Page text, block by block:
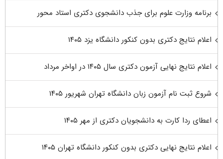
برنامه وزارت علوم برای جذب دانشجوی دکتری استاد محور
اعلام نتایج دکتری بدون کنکور دانشگاه یزد ۱۴۰۵
اعلام نتایج نهایی آزمون دکتری سال ۱۴۰۵ در اواخر مرداد
شروع ثبت نام آزمون زبان دانشگاه تهران شهریور ۱۴۰۵
اعطای ردا کارت به دانشجویان دکتری از مهر ۱۴۰۵
اعلام نتایج نهایی دکتری بدون کنکور دانشگاه تهران ۱۴۰۵